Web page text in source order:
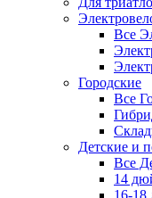
Все
Городские
Все
Детские и
Все
14
16-18